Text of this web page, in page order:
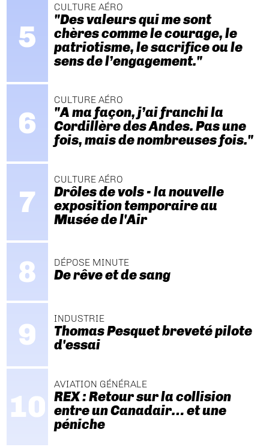
CULTURE AÉRO
"Des valeurs qui me sont
chères comme le courage, le
patriotisme, le sacrifice ou le
sens de l’engagement."
CULTURE AÉRO
"A ma façon, j’ai franchi la
Cordillère des Andes. Pas une
fois, mais de nombreuses fois."
CULTURE AÉRO
Drôles de vols - la nouvelle
exposition temporaire au
Musée de l'Air
DÉPOSE MINUTE
De rêve et de sang
INDUSTRIE
Thomas Pesquet breveté pilote
d'essai
AVIATION GÉNÉRALE
REX : Retour sur la collision
entre un Canadair… et une
péniche